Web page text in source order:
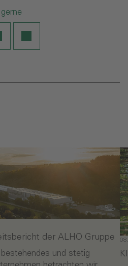
der ALHO Gruppe
und stetig